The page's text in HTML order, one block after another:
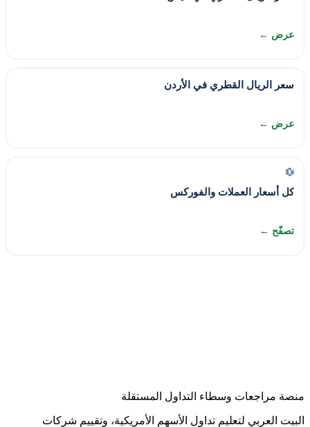
عرض ←
سعر الريال القطري في الأردن
عرض ←
💱
كل أسعار العملات والفوركس
تصفّح ←
منصة مراجعات وسطاء التداول المستقلة
البيت العربي لتعليم تداول الأسهم الأمريكية، وتقييم شركات